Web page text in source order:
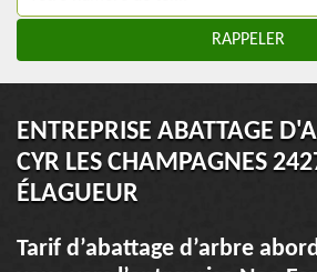
ENTREPRISE ABATTAGE
CYR LES CHAMPAGNES
ÉLAGUEUR
Tarif d’abattage d’arbre